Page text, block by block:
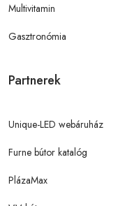
Multivitamin
Gasztronómia
Partnerek
Unique-LED webáruház
Furne bútor katalóg
PlázaMax